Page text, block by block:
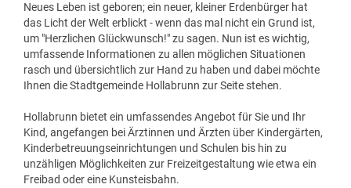
JOBS
WETTER & WEBCAM
GEBURTEN
HOCHZEITEN
TODESFÄLLE
MITARBEITER
EUROPA
POLITIK
GEMEINDEPROFIL
NEU IN HOLLABRUNN
STANDESAMT
BESTATTUNG
STADTWERKE
FÖRDERUNGEN
VERANSTALTUNGSKALENDER
VERANSTALTUNGSZENTREN
REGIONALE GASTRONOMIE
FREIZEIT & TOURISMUS
UNTERKÜNFTE & NÄCHTIGUNG
BILDUNG
KINDERGÄRTEN & KLEINKINDBETREUUNG
SCHULEN & HOCHSCHULEN
ERWACHSENENBILDUNG
STADTBÜCHEREI
BAUEN & WOHNEN
WOHNPROJEKTE
VERFÜGBARE GRUNDSTÜCKE
FLÄCHENWIDMUNG & BEBAUUNGSPLÄNE
GESUNDHEIT & SOZIALES
MEDIZINISCHE VERSORGUNG
PFLEGE
UMWELT & VERKEHR
HOLLABRUNN BLÜHT AUF
Neues Leben ist geboren; ein neuer, kleiner Erdenbürger hat
das Licht der Welt erblickt - wenn das mal nicht ein Grund ist,
um "Herzlichen Glückwunsch!" zu sagen. Nun ist es wichtig,
umfassende Informationen zu allen möglichen Situationen
rasch und übersichtlich zur Hand zu haben und dabei möchte
Ihnen die Stadtgemeinde Hollabrunn zur Seite stehen.
Hollabrunn bietet ein umfassendes Angebot für Sie und Ihr
Kind, angefangen bei Ärztinnen und Ärzten über Kindergärten,
Kinderbetreuungseinrichtungen und Schulen bis hin zu
unzähligen Möglichkeiten zur Freizeitgestaltung wie etwa ein
Freibad oder eine Kunsteisbahn.